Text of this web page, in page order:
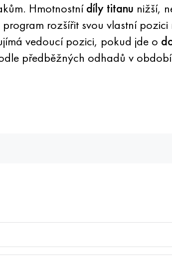
Hmotnostnídíly titanu nižší,
rozšířit svou vlastní pozici
vedoucí pozici, pokud jde o
předběžných odhadů v